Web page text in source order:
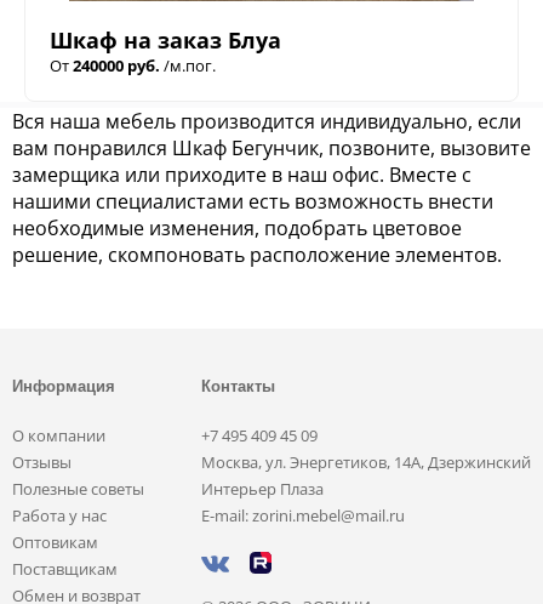
Шкаф на заказ Блуа
От240000 руб. /м.пог.
Вся наша мебель производится индивидуально, если
вам понравился Шкаф Бегунчик, позвоните, вызовите
замерщика или приходите в наш офис. Вместе с
нашими специалистами есть возможность внести
необходимые изменения, подобрать цветовое
решение, скомпоновать расположение элементов.
Информация
О компании
Отзывы
Полезные советы
Работа у нас
Оптовикам
Поставщикам
Обмен и возврат
Контакты
+7 495 409 45 09
Москва, ул. Энергетиков, 14А, Дзержинский
Интерьер Плаза
E-mail: zorini.mebel@mail.ru